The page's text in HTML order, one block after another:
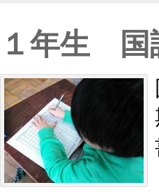
１年生 国